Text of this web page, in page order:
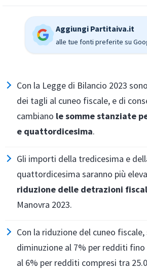
Aggiungi Partitaiva.it
alle tue fonti preferite su
Con la Legge di Bilancio 2023
dei tagli al cuneo fiscale, e di
cambiano le somme stanziate
e quattordicesima.
Gli importi della tredicesima e
quattordicesima saranno più
riduzione delle detrazioni
Manovra 2023.
Con la riduzione del cuneo fiscale,
diminuzione al 7% per redditi fino
al 6% per redditi compresi tra